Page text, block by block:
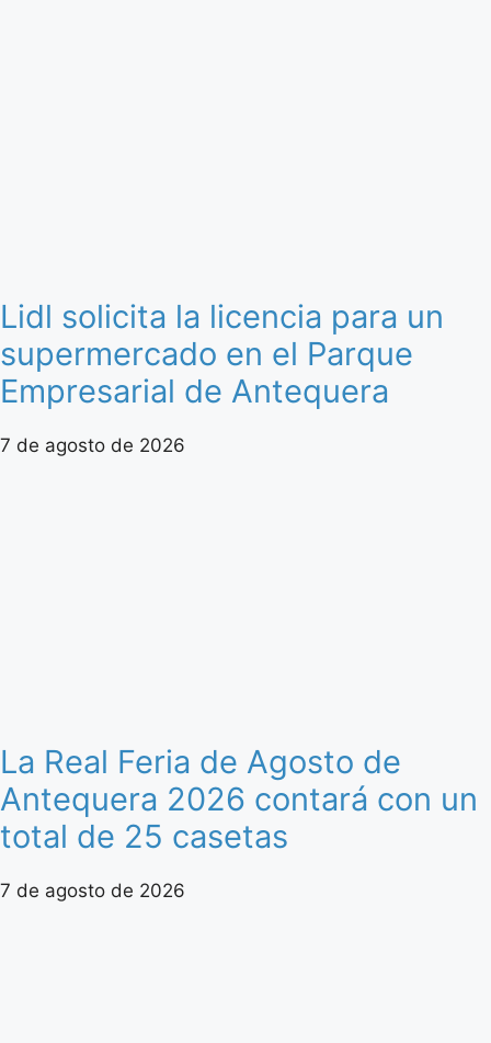
Lidl solicita la licencia para un
supermercado en el Parque
Empresarial de Antequera
7 de agosto de 2026
La Real Feria de Agosto de
Antequera 2026 contará con un
total de 25 casetas
7 de agosto de 2026